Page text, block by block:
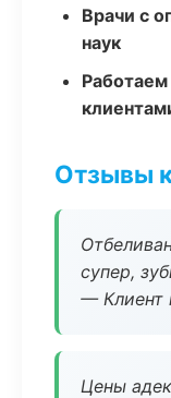
Врачи с
наук
Отзывы
супер,
— Клиент
Цены